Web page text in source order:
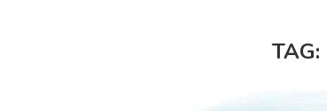
TAG: